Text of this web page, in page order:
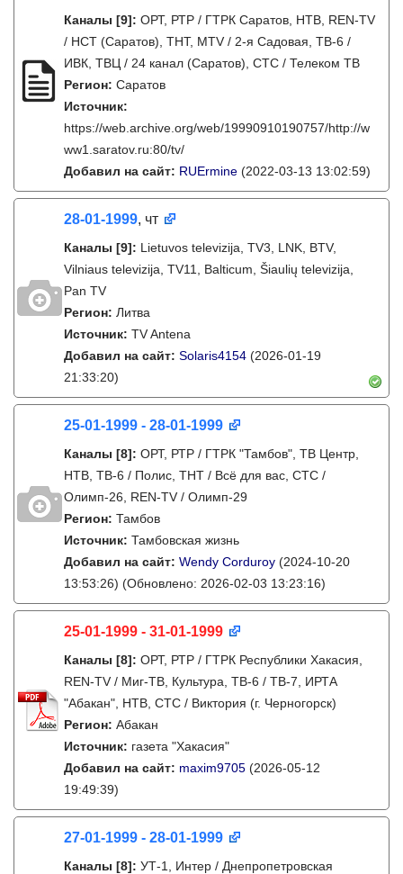
Каналы [9]: ОРТ, РТР / ГТРК Саратов, НТВ, REN-TV
/ НСТ (Саратов), ТНТ, MTV / 2-я Садовая, ТВ-6 /
ИВК, ТВЦ / 24 канал (Саратов), СТС / Телеком ТВ
Регион: Саратов
Источник:
https://web.archive.org/web/19990910190757/http://w
ww1.saratov.ru:80/tv/
Добавил на сайт: RUErmine (2022-03-13 13:02:59)
28-01-1999, чт
Каналы [9]: Lietuvos televizija, TV3, LNK, BTV,
Vilniaus televizija, TV11, Balticum, Šiaulių televizija,
Pan TV
Регион: Литва
Источник: TV Antena
Добавил на сайт: Solaris4154 (2026-01-19
21:33:20)
25-01-1999 - 28-01-1999
Каналы [8]: ОРТ, РТР / ГТРК "Тамбов", ТВ Центр,
НТВ, ТВ-6 / Полис, ТНТ / Всё для вас, СТС /
Олимп-26, REN-TV / Олимп-29
Регион: Тамбов
Источник: Тамбовская жизнь
Добавил на сайт: Wendy Corduroy (2024-10-20
13:53:26) (Обновлено: 2026-02-03 13:23:16)
25-01-1999 - 31-01-1999
Каналы [8]: ОРТ, РТР / ГТРК Республики Хакасия,
REN-TV / Миг-ТВ, Культура, ТВ-6 / ТВ-7, ИРТА
"Абакан", НТВ, СТС / Виктория (г. Черногорск)
Регион: Абакан
Источник: газета "Хакасия"
Добавил на сайт: maxim9705 (2026-05-12
19:49:39)
27-01-1999 - 28-01-1999
Каналы [8]: УТ-1, Интер / Днепропетровская